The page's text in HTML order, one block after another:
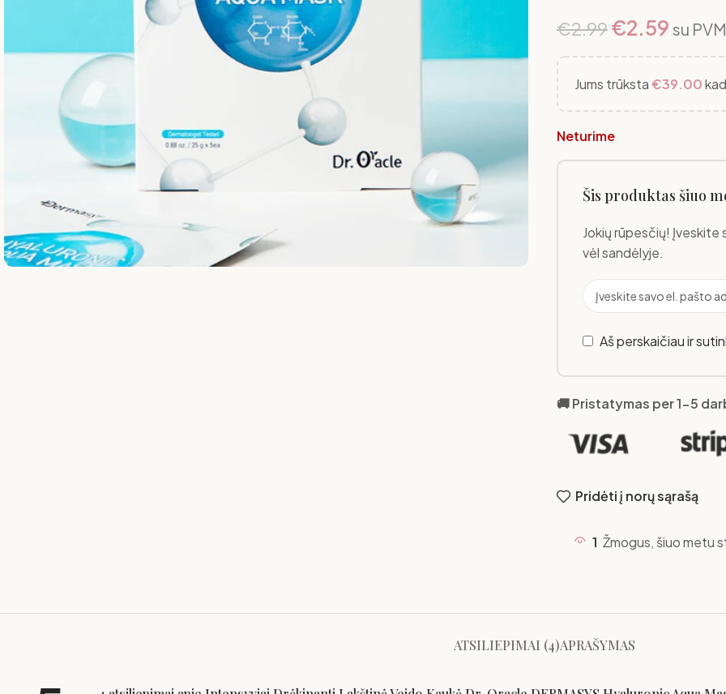
€2.99€2.59 su PVM
Jums trūksta€39.00
Neturime
Šis produktas šiuo
Jokių rūpesčių! Įveskite
vėl sandėlyje.
Aš perskaičiau ir
🚚 Pristatymas per 1-5
Pridėti į norų sąrašą
1 Žmogus, šiuo metu
ATSILIEPIMAI (4)APRAŠYMAS